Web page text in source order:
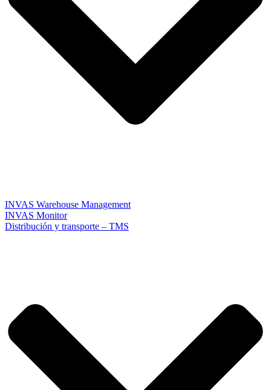
INVAS Warehouse Management
INVAS Monitor
Distribución y transporte – TMS